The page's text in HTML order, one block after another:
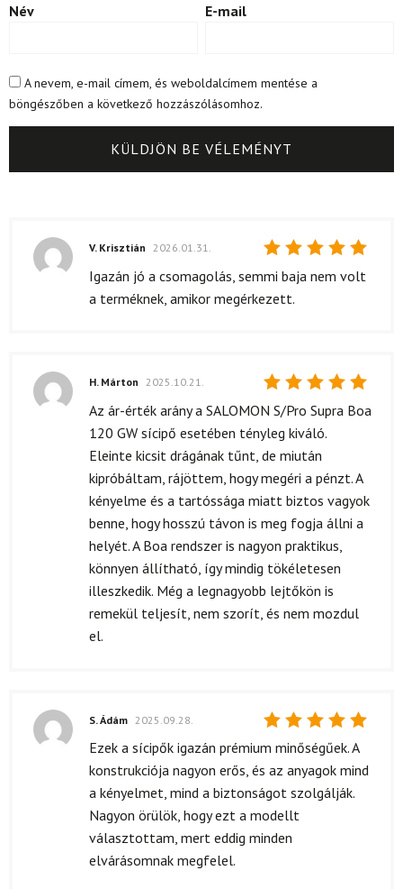
Név E-mail
A nevem, e-mail címem, és weboldalcímem mentése a
böngészőben a következő hozzászólásomhoz.
Értékelés:
/ 5
V. Krisztián 2026.01.31.
Igazán jó a csomagolás, semmi baja nem volt
a terméknek, amikor megérkezett.
Értékelés:
/ 5
H. Márton 2025.10.21.
Az ár-érték arány a SALOMON S/Pro Supra Boa
120 GW sícipő esetében tényleg kiváló.
Eleinte kicsit drágának tűnt, de miután
kipróbáltam, rájöttem, hogy megéri a pénzt. A
kényelme és a tartóssága miatt biztos vagyok
benne, hogy hosszú távon is meg fogja állni a
helyét. A Boa rendszer is nagyon praktikus,
könnyen állítható, így mindig tökéletesen
illeszkedik. Még a legnagyobb lejtőkön is
remekül teljesít, nem szorít, és nem mozdul
el.
Értékelés:
S. Ádám 2025.09.28.
Ezek a sícipők igazán prémium minőségűek. A
konstrukciója nagyon erős, és az anyagok mind
a kényelmet, mind a biztonságot szolgálják.
Nagyon örülök, hogy ezt a modellt
választottam, mert eddig minden
elvárásomnak megfelel.